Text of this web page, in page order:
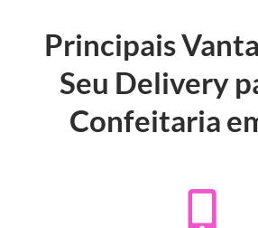
Principais
Seu Delivery
Confeitaria